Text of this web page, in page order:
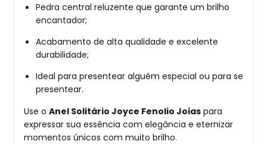
Pedra central reluzente que garante um brilho
encantador;
Acabamento de alta qualidade e excelente
durabilidade;
Ideal para presentear alguém especial ou para se
presentear.
Use o Anel Solitário Joyce Fenolio Joias para
expressar sua essência com elegância e eternizar
momentos únicos com muito brilho.